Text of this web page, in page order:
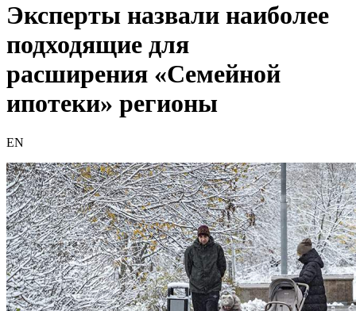
Эксперты назвали наиболее
подходящие для
расширения «Семейной
ипотеки» регионы
EN